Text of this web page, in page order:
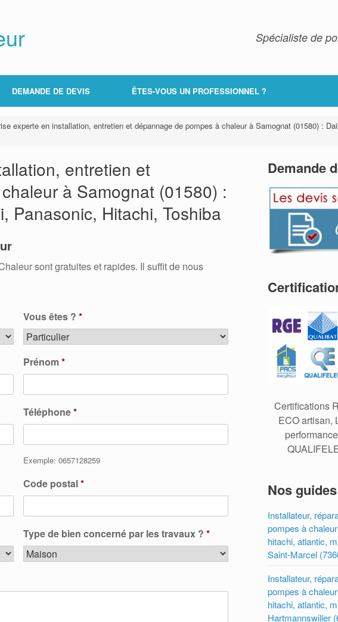
Spécialiste de
DEMANDE DE DEVIS ÊTES-VOUS UN PROFESSIONNEL ?
experte en installation, entretien et dépannage de pompes à chaleur à Samognat (01580) :
entretien et
à Samognat (01580) :
Panasonic, Hitachi, Toshiba
sont gratuites et rapides. Il suffit de nous
Vous êtes ? *
Prénom*
Téléphone*
Exemple: 0657128259
Code postal*
Type de bien concerné par les travaux ? *
Demande
Certifications
ECO artisan,
Nos guides
Installateur,
pompes à
hitachi, atlantic,
Saint-Marcel
Installateur,
pompes à
hitachi, atlantic,
Hartmannswiller